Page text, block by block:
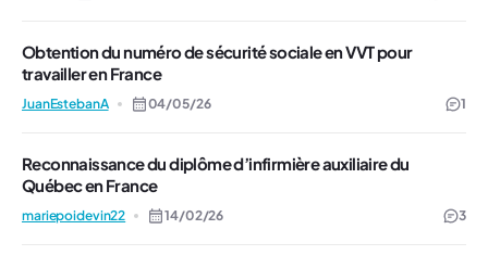
Obtention du numéro de sécurité sociale en VVT pour
travailler en France
JuanEstebanA 04/05/26 1
Reconnaissance du diplôme d’infirmière auxiliaire du
Québec en France
mariepoidevin22 14/02/26 3